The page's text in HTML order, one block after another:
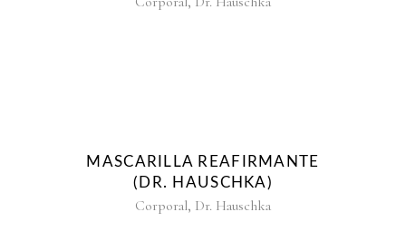
MASCARILLA REAFIRMANTE
(DR. HAUSCHKA)
Corporal, Dr. Hauschka